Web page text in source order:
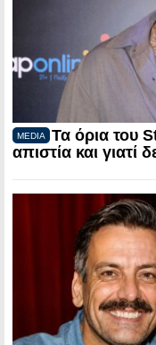
MEDIA
Τα όρια του
απιστία και γιατί